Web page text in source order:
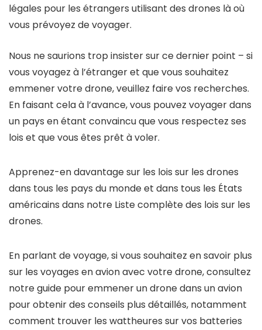
légales pour les étrangers utilisant des drones là où
vous prévoyez de voyager.
Nous ne saurions trop insister sur ce dernier point – si
vous voyagez à l’étranger et que vous souhaitez
emmener votre drone, veuillez faire vos recherches.
En faisant cela à l’avance, vous pouvez voyager dans
un pays en étant convaincu que vous respectez ses
lois et que vous êtes prêt à voler.
Apprenez-en davantage sur les lois sur les drones
dans tous les pays du monde et dans tous les États
américains dans notre Liste complète des lois sur les
drones.
En parlant de voyage, si vous souhaitez en savoir plus
sur les voyages en avion avec votre drone, consultez
notre guide pour emmener un drone dans un avion
pour obtenir des conseils plus détaillés, notamment
comment trouver les wattheures sur vos batteries